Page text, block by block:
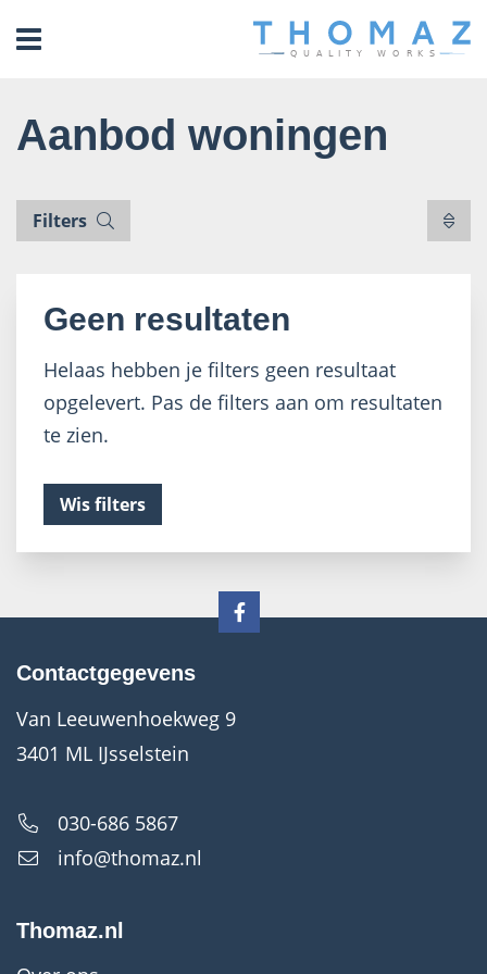
Aanbod woningen
Filters
Geen resultaten
Helaas hebben je filters geen resultaat
opgelevert. Pas de filters aan om resultaten
te zien.
Wis filters
header_open_menu
Contactgegevens
Van Leeuwenhoekweg 9
3401 ML IJsselstein
030-686 5867
info@thomaz.nl
Thomaz.nl